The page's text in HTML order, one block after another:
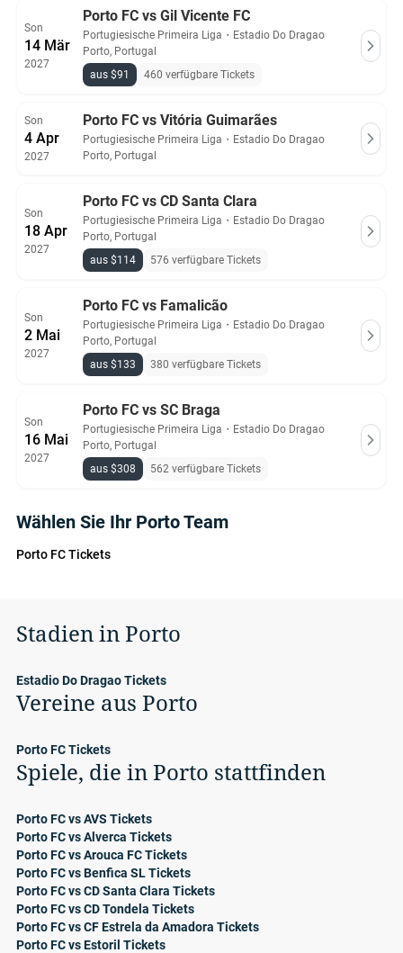
Son
14 Mär
2027
Porto FC vs Gil Vicente FC
Portugiesische Primeira Liga ・ Estadio Do Dragao
Porto, Portugal
aus $91
460 verfügbare Tickets
Son
4 Apr
2027
Porto FC vs Vitória Guimarães
Portugiesische Primeira Liga ・ Estadio Do Dragao
Porto, Portugal
Son
18 Apr
2027
Porto FC vs CD Santa Clara
Portugiesische Primeira Liga ・ Estadio Do Dragao
Porto, Portugal
aus $114
576 verfügbare Tickets
Son
2 Mai
2027
Porto FC vs Famalicão
Portugiesische Primeira Liga ・ Estadio Do Dragao
Porto, Portugal
aus $133
380 verfügbare Tickets
Son
16 Mai
2027
Porto FC vs SC Braga
Portugiesische Primeira Liga ・ Estadio Do Dragao
Porto, Portugal
aus $308
562 verfügbare Tickets
Wählen Sie Ihr Porto Team
Porto FC Tickets
Stadien in Porto
Estadio Do Dragao Tickets
Vereine aus Porto
Porto FC Tickets
Spiele, die in Porto stattfinden
Porto FC vs AVS Tickets
Porto FC vs Alverca Tickets
Porto FC vs Arouca FC Tickets
Porto FC vs Benfica SL Tickets
Porto FC vs CD Santa Clara Tickets
Porto FC vs CD Tondela Tickets
Porto FC vs CF Estrela da Amadora Tickets
Porto FC vs Estoril Tickets